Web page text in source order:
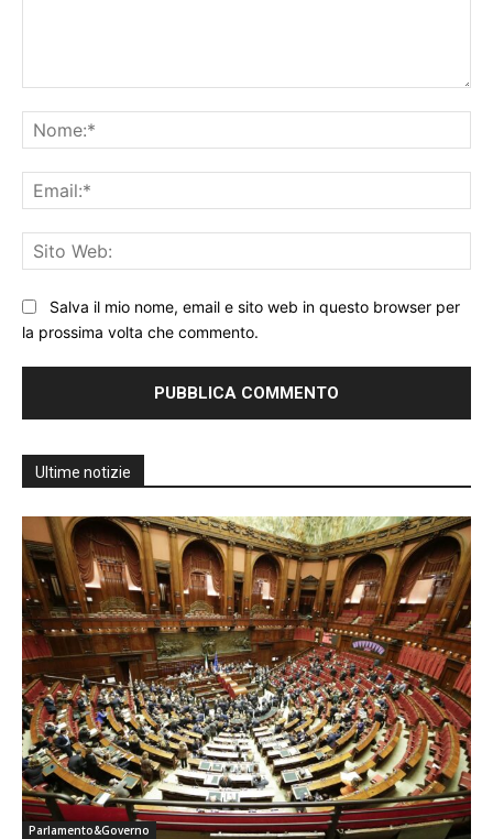
Salva il mio nome, email e sito web in questo browser per
la prossima volta che commento.
Ultime notizie
Parlamento&Governo